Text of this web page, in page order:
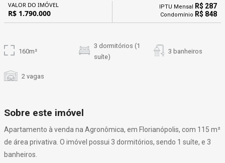
VALOR DO IMÓVEL
R$ 1.790.000
IPTU Mensal R$ 287
Condomínio R$ 848
160m²
3 dormitórios (1
suíte)
3 banheiros
2 vagas
Sobre este imóvel
Apartamento à venda na Agronômica, em Florianópolis, com 115 m²
de área privativa. O imóvel possui 3 dormitórios, sendo 1 suíte, e 3
banheiros.